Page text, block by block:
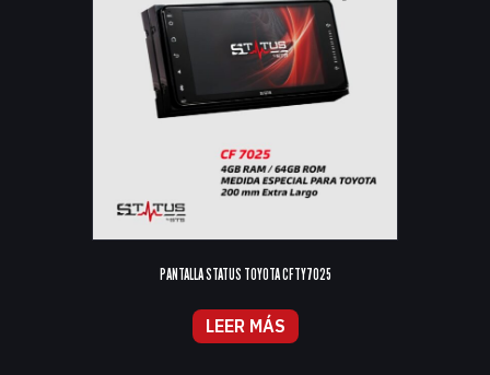
PANTALLA STATUS TOYOTA CFTY7025
LEER MÁS